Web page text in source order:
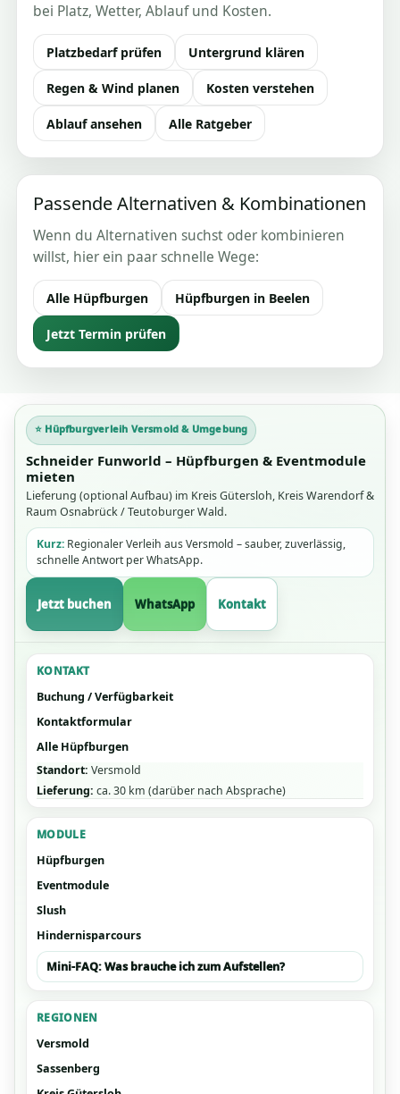
bei Platz, Wetter, Ablauf und Kosten.
Platzbedarf prüfen Untergrund klären
Regen & Wind planen Kosten verstehen
Ablauf ansehen Alle Ratgeber
Passende Alternativen & Kombinationen
Wenn du Alternativen suchst oder kombinieren
willst, hier ein paar schnelle Wege:
Alle Hüpfburgen Hüpfburgen in Beelen
Jetzt Termin prüfen
⭐ Hüpfburgverleih Versmold & Umgebung
Schneider Funworld – Hüpfburgen & Eventmodule
mieten
Lieferung (optional Aufbau) im Kreis Gütersloh, Kreis Warendorf &
Raum Osnabrück / Teutoburger Wald.
Kurz: Regionaler Verleih aus Versmold – sauber, zuverlässig,
schnelle Antwort per WhatsApp.
Jetzt buchen WhatsApp Kontakt
KONTAKT
Buchung / Verfügbarkeit
Kontaktformular
Alle Hüpfburgen
Standort: Versmold
Lieferung: ca. 30 km (darüber nach Absprache)
MODULE
Hüpfburgen
Eventmodule
Slush
Hindernisparcours
Mini-FAQ: Was brauche ich zum Aufstellen?
REGIONEN
Versmold
Sassenberg